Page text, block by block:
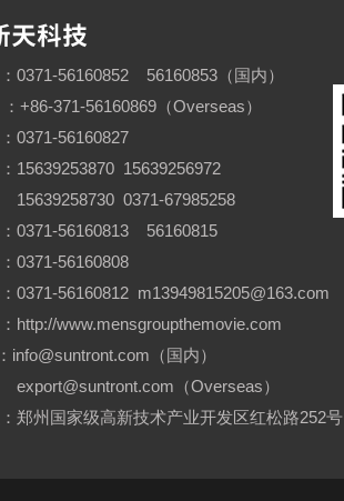
56160852 56160853（国内）
+86-371-56160869（Overseas）
56160827
15639256972
0371-67985258
56160813 56160815
56160808
56160812 m13949815205@163.com
www.mensgroupthemovie.com
info@suntront.com（国内）
export@suntront.com（Overseas）
州国家级高新技术产业开发区红松路252号